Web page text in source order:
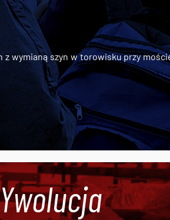
wymianą szyn w torowisku przy